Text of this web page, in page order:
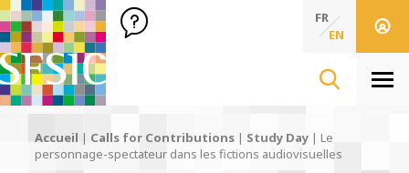
SFSIC Société Française des Sciences de l'Information & de
Société Française des Sciences de
FR
EN
Accueil | Calls for Contributions | Study Day | Le
personnage-spectateur dans les fictions audiovisuelles